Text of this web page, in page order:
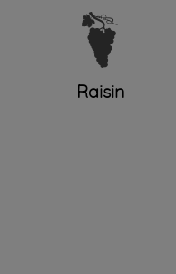
Raisin